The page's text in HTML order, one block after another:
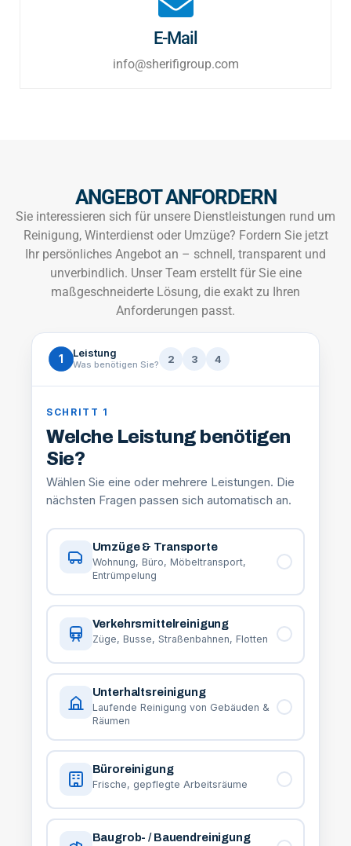
E-Mail
info@sherifigroup.com
ANGEBOT ANFORDERN
Sie interessieren sich für unsere Dienstleistungen rund um
Reinigung, Winterdienst oder Umzüge? Fordern Sie jetzt
Ihr persönliches Angebot an – schnell, transparent und
unverbindlich. Unser Team erstellt für Sie eine
maßgeschneiderte Lösung, die exakt zu Ihren
Anforderungen passt.
1
Leistung
Was benötigen Sie? 2 3 4
SCHRITT 1
Welche Leistung benötigen
Sie?
Wählen Sie eine oder mehrere Leistungen. Die
nächsten Fragen passen sich automatisch an.
Umzüge & Transporte
Wohnung, Büro, Möbeltransport,
Entrümpelung
Verkehrsmittelreinigung
Züge, Busse, Straßenbahnen, Flotten
Unterhaltsreinigung
Laufende Reinigung von Gebäuden &
Räumen
Büroreinigung
Frische, gepflegte Arbeitsräume
Baugrob- / Bauendreinigung